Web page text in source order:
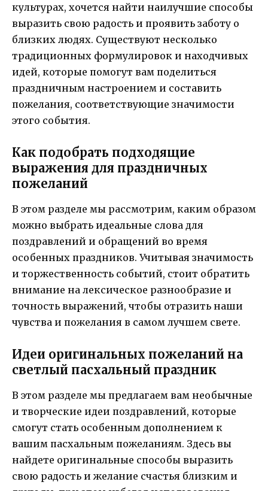
культурах, хочется найти наилучшие способы
выразить свою радость и проявить заботу о
близких людях. Существуют несколько
традиционных формулировок и находчивых
идей, которые помогут вам поделиться
праздничным настроением и составить
пожелания, соответствующие значимости
этого события.
Как подобрать подходящие
выражения для праздничных
пожеланий
В этом разделе мы рассмотрим, каким образом
можно выбрать идеальные слова для
поздравлений и обращений во время
особенных праздников. Учитывая значимость
и торжественность событий, стоит обратить
внимание на лексическое разнообразие и
точность выражений, чтобы отразить наши
чувства и пожелания в самом лучшем свете.
Идеи оригинальных пожеланий на
светлый пасхальный праздник
В этом разделе мы предлагаем вам необычные
и творческие идеи поздравлений, которые
смогут стать особенным дополнением к
вашим пасхальным пожеланиям. Здесь вы
найдете оригинальные способы выразить
свою радость и желание счастья близким и